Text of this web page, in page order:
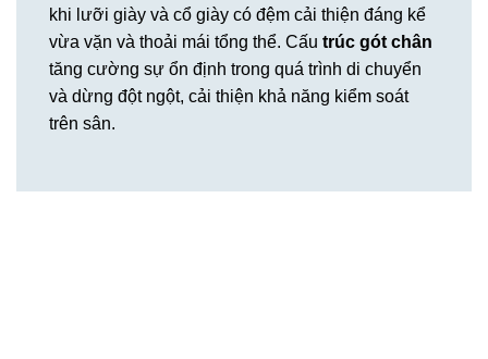
khi lưỡi giày và cổ giày có đệm cải thiện đáng kể
vừa vặn và thoải mái tổng thể. Cấu trúc gót chân
tăng cường sự ổn định trong quá trình di chuyển
và dừng đột ngột, cải thiện khả năng kiểm soát
trên sân.